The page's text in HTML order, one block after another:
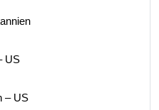
US
– US